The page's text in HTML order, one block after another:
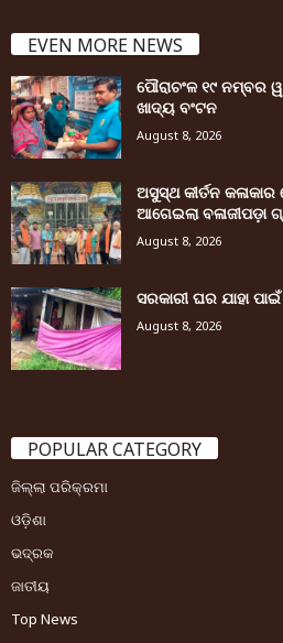
EVEN MORE NEWS
ପୌରାଚଂଳ ୧୯ ନମ୍ବର
ଖାଦ୍ୟ ବଂଟନ
August 8, 2026
ଅସୁସ୍ଥ କୀର୍ତନ
ଆଗେଇଲା ବଳାଜୀପଡ଼ା
August 8, 2026
ସରକାରୀ ଘର ଯାହା
August 8, 2026
POPULAR CATEGORY
ଜିଲ୍ଲା ପରିକ୍ରମା
ଓଡ଼ିଶା
ଭଦ୍ରକ
ଜାତୀୟ
Top News